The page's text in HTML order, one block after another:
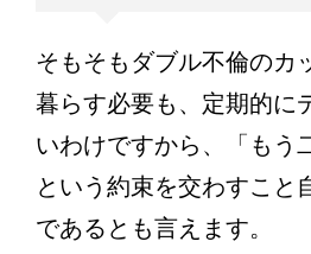
そもそもダブル不倫のカ
暮らす必要も、定期的に
いわけですから、「もう
という約束を交わすこと
であるとも言えます。